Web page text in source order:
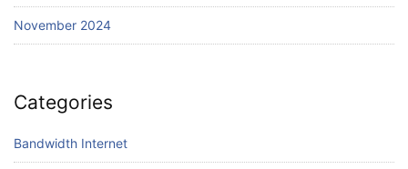
November 2024
Categories
Bandwidth Internet